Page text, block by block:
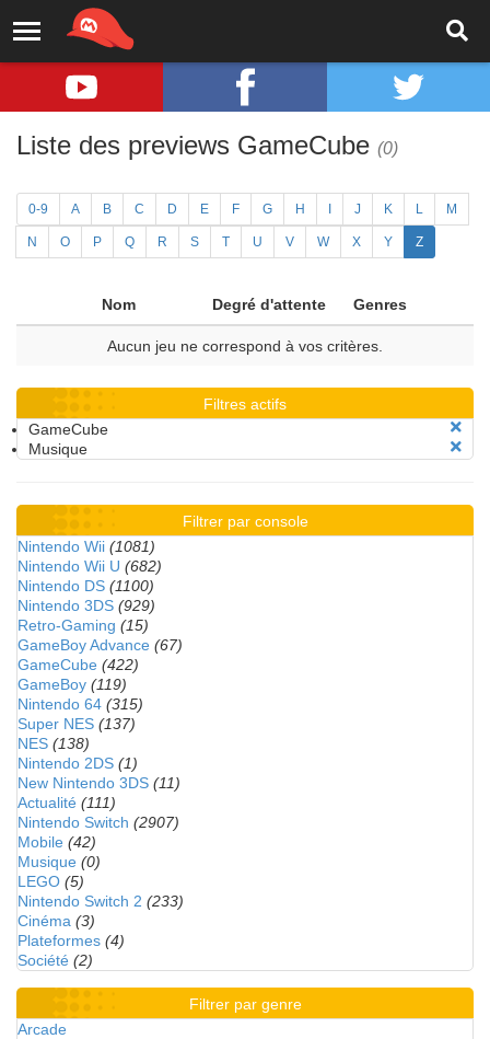
Liste des previews GameCube (0)
0-9 A B C D E F G H J K L M
N O P Q R S T U V W X Y Z
Nom Degré d'attente Genres
Aucun jeu ne correspond à vos critères.
Filtres actifs
GameCube
Musique
Filtrer par console
Nintendo Wii (1081)
Nintendo Wii U (682)
Nintendo DS (1100)
Nintendo 3DS (929)
Retro-Gaming (15)
GameBoy Advance (67)
GameCube (422)
GameBoy (119)
Nintendo 64 (315)
Super NES (137)
NES (138)
Nintendo 2DS (1)
New Nintendo 3DS (11)
Actualité (111)
Nintendo Switch (2907)
Mobile (42)
Musique (0)
LEGO (5)
Nintendo Switch 2 (233)
Cinéma (3)
Plateformes (4)
Société (2)
Filtrer par genre
Arcade